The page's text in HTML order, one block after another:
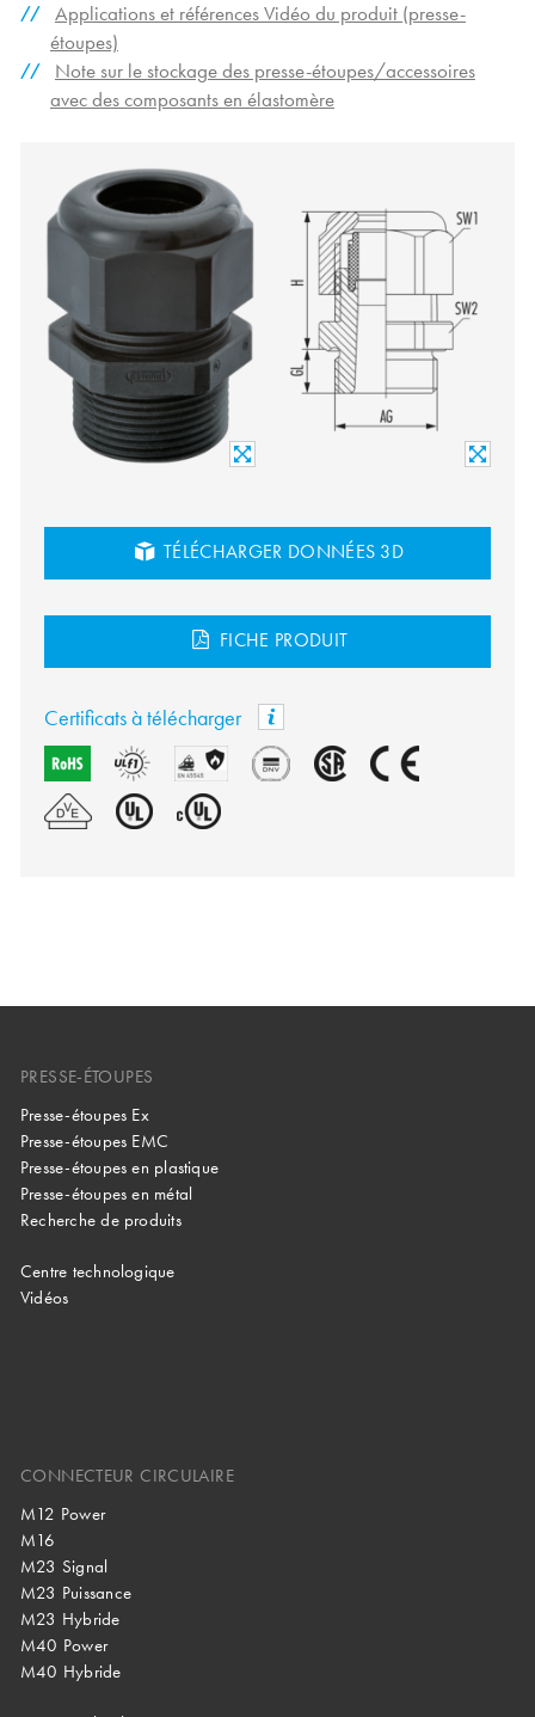
Applications et références Vidéo du produit (presse-
étoupes)
Note sur le stockage des presse-étoupes/accessoires
avec des composants en élastomère
TÉLÉCHARGER DONNÉES 3D
FICHE PRODUIT
Certificats à télécharger
PRESSE-ÉTOUPES
Presse-étoupes Ex
Presse-étoupes EMC
Presse-étoupes en plastique
Presse-étoupes en métal
Recherche de produits
Centre technologique
Vidéos
CONNECTEUR CIRCULAIRE
M12 Power
M16
M23 Signal
M23 Puissance
M23 Hybride
M40 Power
M40 Hybride